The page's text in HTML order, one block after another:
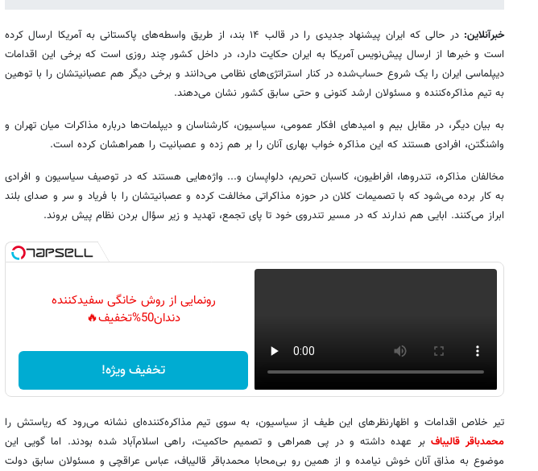
خبرآنلاین:
در حالی که ایران پیشنهاد جدیدی را در قالب ۱۴ بند، از طریق واسطه‌های پاکستانی به آمریکا ارسال کرده
است و خبرها از ارسال پیش‌نویس آمریکا به ایران حکایت دارد، در داخل کشور چند روزی است که برخی این اقدامات
دیپلماسی ایران را یک شروع حساب‌شده در کنار استراتژی‌های نظامی می‌دانند و برخی دیگر هم عصبانیتشان را با توهین
به تیم مذاکره‌کننده و مسئولان ارشد کنونی و حتی سابق کشور نشان می‌دهند.
به بیان دیگر، در مقابل بیم و امیدهای افکار عمومی، سیاسیون، کارشناسان و دیپلمات‌ها درباره مذاکرات میان تهران و
واشنگتن، افرادی هستند که این مذاکره خواب بهاری آنان را بر هم زده و عصبانیت را همراهشان کرده است.
مخالفان مذاکره، تندروها، افراطیون، کاسبان تحریم، دلواپسان و... واژه‌هایی هستند که در توصیف سیاسیون و افرادی
به کار برده می‌شود که با تصمیمات کلان در حوزه مذاکراتی مخالفت کرده و عصبانیتشان را با فریاد و سر و صدای بلند
ابراز می‌کنند. ابایی هم ندارند که در مسیر تندروی خود تا پای تجمع، تهدید و زیر سؤال بردن نظام پیش بروند.
رونمایی از روش خانگی سفیدکننده
دندان50%تخفیف🔥
تخفیف ویژه!
تیر خلاص اقدامات و اظهارنظرهای این طیف از سیاسیون، به سوی تیم مذاکره‌کننده‌ای نشانه می‌رود که ریاستش را
محمدباقر قالیباف بر عهده داشته و در پی همراهی و تصمیم حاکمیت، راهی اسلام‌آباد شده بودند. اما گویی این
موضوع به مذاق آنان خوش نیامده و از همین رو بی‌محابا محمدباقر قالیباف، عباس عراقچی و مسئولان سابق دولت